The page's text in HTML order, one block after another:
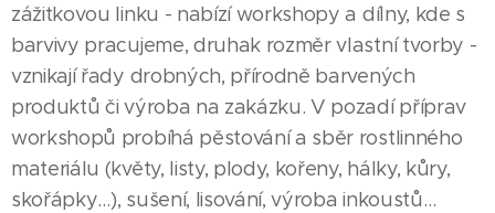
zážitkovou linku - nabízí workshopy a dílny, kde s
barvivy pracujeme, druhak rozměr vlastní tvorby -
vznikají řady drobných, přírodně barvených
produktů či výroba na zakázku. V pozadí příprav
workshopů probíhá pěstování a sběr rostlinného
materiálu (květy, listy, plody, kořeny, hálky, kůry,
skořápky…), sušení, lisování, výroba inkoustů…